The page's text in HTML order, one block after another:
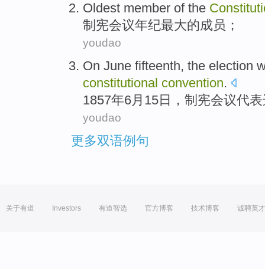
Oldest member of the
制宪会议年纪最大的成员 ；
youdao
On June fifteenth, the election
constitutional convention.
1857年6月 15日， 制宪会议代表
youdao
更多双语例句
关于有道 Investors 有道智选 官方博客 技术博客 诚聘英才